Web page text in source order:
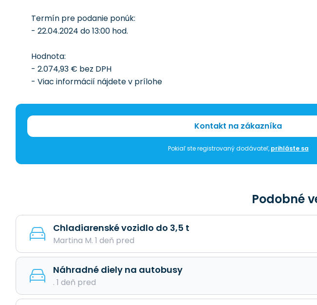
Termín pre podanie ponúk:
- 22.04.2024 do 13:00 hod.
Hodnota:
- 2.074,93 € bez DPH
- Viac informácií nájdete v prílohe
Kontakt na zákazníka
Pokiaľ ste registrovaný dodávateľ, prihláste sa
Podobné
Chladiarenské vozidlo do 3,5 t
Martina M. 1 deň pred
Náhradné diely na autobusy
. 1 deň pred